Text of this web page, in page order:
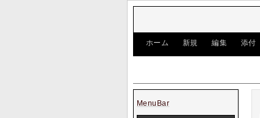
ホーム 新規 編集 添付
MenuBar